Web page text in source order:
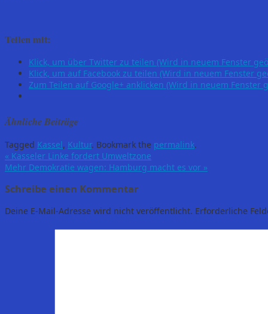
Teilen mit:
Klick, um über Twitter zu teilen (Wird in neuem Fenster
Klick, um auf Facebook zu teilen (Wird in neuem Fenster
Zum Teilen auf Google+ anklicken (Wird in neuem Fenster
Ähnliche Beiträge
Tagged Kassel, Kultur. Bookmark the permalink.
« Kasseler Linke fordert Umweltzone
Mehr Demokratie wagen: Hamburg macht es vor »
Schreibe einen Kommentar
Deine E-Mail-Adresse wird nicht veröffentlicht. Erforderliche